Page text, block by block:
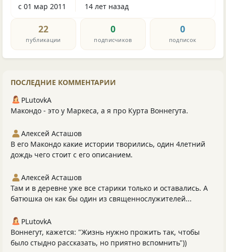
с 01 мар 2011 14 лет назад
22
публикации
0
подписчиков
0
подписок
ПОСЛЕДНИЕ КОММЕНТАРИИ
PLutоvkА
Макондо - это у Маркеса, а я про Курта Воннегута.
Алексей Асташов
В его Макондо какие истории творились, один 4летний
дождь чего стоит с его описанием.
Алексей Асташов
Там и в деревне уже все старики только и оставались. А
батюшка он как бы один из священнослужителей...
PLutоvkА
Воннегут, кажется: "Жизнь нужно прожить так, чтобы
было стыдно рассказать, но приятно вспомнить"))